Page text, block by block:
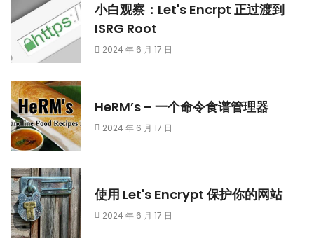
小白观察：Let's Encrpt 正过渡到
ISRG Root
2024 年 6 月 17 日
HeRM’s – 一个命令食谱管理器
2024 年 6 月 17 日
使用 Let's Encrypt 保护你的网站
2024 年 6 月 17 日